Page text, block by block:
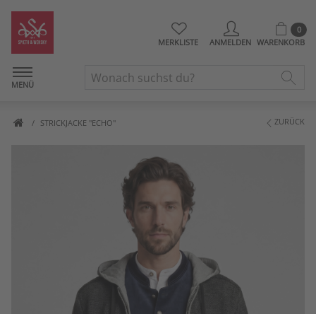
MERKLISTE ANMELDEN
0
WARENKORB
MENÜ
STRICKJACKE "ECHO" ZURÜCK
Artikelbilder überspringen